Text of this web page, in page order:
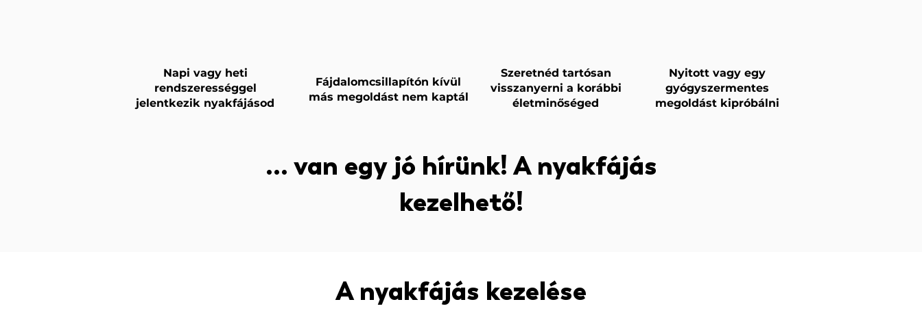
Napi vagy heti
rendszerességgel
jelentkezik nyakfájásod
Fájdalomcsillapítón kívül
más megoldást nem kaptál
Szeretnéd tartósan
visszanyerni a korábbi
életminőséged
Nyitott vagy egy
gyógyszermentes
megoldást kipróbálni
... van egy jó hírünk! A nyakfájás
kezelhető!
A nyakfájás kezelése